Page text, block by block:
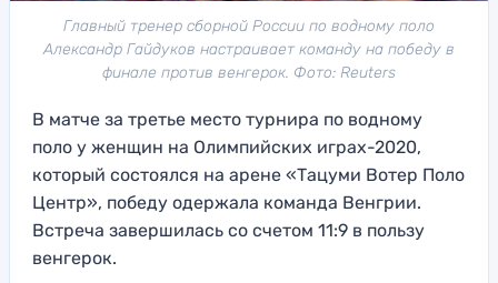
Главный тренер сборной России по водному поло
Александр Гайдуков настраивает команду на победу в
финале против венгерок. Фото: Reuters
В матче за третье место турнира по водному
поло у женщин на Олимпийских играх-2020,
который состоялся на арене «Тацуми Вотер Поло
Центр», победу одержала команда Венгрии.
Встреча завершилась со счетом 11:9 в пользу
венгерок.